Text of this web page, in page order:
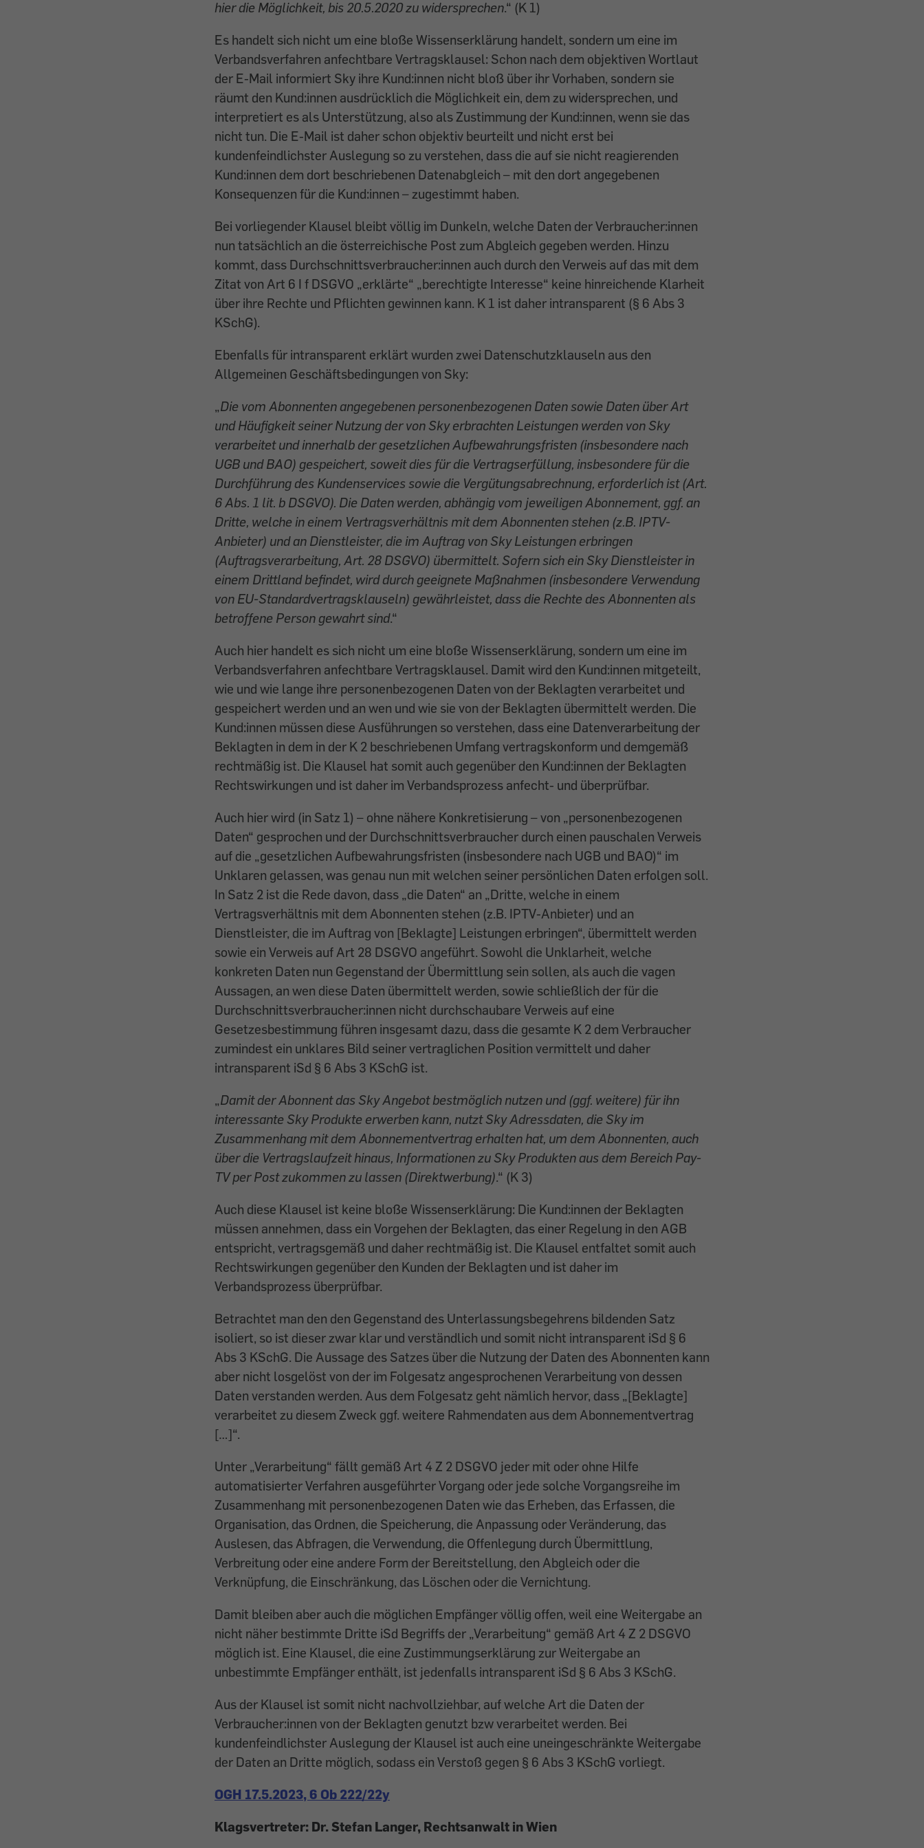
hier die Möglichkeit, bis 20.5.2020 zu widersprechen.“ (K 1)
Es handelt sich nicht um eine bloße Wissenserklärung handelt, sondern um eine im
Verbandsverfahren anfechtbare Vertragsklausel: Schon nach dem objektiven Wortlaut
der E-Mail informiert Sky ihre Kund:innen nicht bloß über ihr Vorhaben, sondern sie
räumt den Kund:innen ausdrücklich die Möglichkeit ein, dem zu widersprechen, und
interpretiert es als Unterstützung, also als Zustimmung der Kund:innen, wenn sie das
nicht tun. Die E-Mail ist daher schon objektiv beurteilt und nicht erst bei
kundenfeindlichster Auslegung so zu verstehen, dass die auf sie nicht reagierenden
Kund:innen dem dort beschriebenen Datenabgleich – mit den dort angegebenen
Konsequenzen für die Kund:innen – zugestimmt haben.
Bei vorliegender Klausel bleibt völlig im Dunkeln, welche Daten der Verbraucher:innen
nun tatsächlich an die österreichische Post zum Abgleich gegeben werden. Hinzu
kommt, dass Durchschnittsverbraucher:innen auch durch den Verweis auf das mit dem
Zitat von Art 6 I f DSGVO „erklärte“ „berechtigte Interesse“ keine hinreichende Klarheit
über ihre Rechte und Pflichten gewinnen kann. K 1 ist daher intransparent (§ 6 Abs 3
KSchG).
Ebenfalls für intransparent erklärt wurden zwei Datenschutzklauseln aus den
Allgemeinen Geschäftsbedingungen von Sky:
„Die vom Abonnenten angegebenen personenbezogenen Daten sowie Daten über Art
und Häufigkeit seiner Nutzung der von Sky erbrachten Leistungen werden von Sky
verarbeitet und innerhalb der gesetzlichen Aufbewahrungsfristen (insbesondere nach
UGB und BAO) gespeichert, soweit dies für die Vertragserfüllung, insbesondere für die
Durchführung des Kundenservices sowie die Vergütungsabrechnung, erforderlich ist (Art.
6 Abs. 1 lit. b DSGVO). Die Daten werden, abhängig vom jeweiligen Abonnement, ggf. an
Dritte, welche in einem Vertragsverhältnis mit dem Abonnenten stehen (z.B. IPTV-
Anbieter) und an Dienstleister, die im Auftrag von Sky Leistungen erbringen
(Auftragsverarbeitung, Art. 28 DSGVO) übermittelt. Sofern sich ein Sky Dienstleister in
einem Drittland befindet, wird durch geeignete Maßnahmen (insbesondere Verwendung
von EU-Standardvertragsklauseln) gewährleistet, dass die Rechte des Abonnenten als
betroffene Person gewahrt sind.“
Auch hier handelt es sich nicht um eine bloße Wissenserklärung, sondern um eine im
Verbandsverfahren anfechtbare Vertragsklausel. Damit wird den Kund:innen mitgeteilt,
wie und wie lange ihre personenbezogenen Daten von der Beklagten verarbeitet und
gespeichert werden und an wen und wie sie von der Beklagten übermittelt werden. Die
Kund:innen müssen diese Ausführungen so verstehen, dass eine Datenverarbeitung der
Beklagten in dem in der K 2 beschriebenen Umfang vertragskonform und demgemäß
rechtmäßig ist. Die Klausel hat somit auch gegenüber den Kund:innen der Beklagten
Rechtswirkungen und ist daher im Verbandsprozess anfecht- und überprüfbar.
Auch hier wird (in Satz 1) – ohne nähere Konkretisierung – von „personenbezogenen
Daten“ gesprochen und der Durchschnittsverbraucher durch einen pauschalen Verweis
auf die „gesetzlichen Aufbewahrungsfristen (insbesondere nach UGB und BAO)“ im
Unklaren gelassen, was genau nun mit welchen seiner persönlichen Daten erfolgen soll.
In Satz 2 ist die Rede davon, dass „die Daten“ an „Dritte, welche in einem
Vertragsverhältnis mit dem Abonnenten stehen (z.B. IPTV-Anbieter) und an
Dienstleister, die im Auftrag von [Beklagte] Leistungen erbringen“, übermittelt werden
sowie ein Verweis auf Art 28 DSGVO angeführt. Sowohl die Unklarheit, welche
konkreten Daten nun Gegenstand der Übermittlung sein sollen, als auch die vagen
Aussagen, an wen diese Daten übermittelt werden, sowie schließlich der für die
Durchschnittsverbraucher:innen nicht durchschaubare Verweis auf eine
Gesetzesbestimmung führen insgesamt dazu, dass die gesamte K 2 dem Verbraucher
zumindest ein unklares Bild seiner vertraglichen Position vermittelt und daher
intransparent iSd § 6 Abs 3 KSchG ist.
„Damit der Abonnent das Sky Angebot bestmöglich nutzen und (ggf. weitere) für ihn
interessante Sky Produkte erwerben kann, nutzt Sky Adressdaten, die Sky im
Zusammenhang mit dem Abonnementvertrag erhalten hat, um dem Abonnenten, auch
über die Vertragslaufzeit hinaus, Informationen zu Sky Produkten aus dem Bereich Pay-
TV per Post zukommen zu lassen (Direktwerbung).“ (K 3)
Auch diese Klausel ist keine bloße Wissenserklärung: Die Kund:innen der Beklagten
müssen annehmen, dass ein Vorgehen der Beklagten, das einer Regelung in den AGB
entspricht, vertragsgemäß und daher rechtmäßig ist. Die Klausel entfaltet somit auch
Rechtswirkungen gegenüber den Kunden der Beklagten und ist daher im
Verbandsprozess überprüfbar.
Betrachtet man den den Gegenstand des Unterlassungsbegehrens bildenden Satz
isoliert, so ist dieser zwar klar und verständlich und somit nicht intransparent iSd § 6
Abs 3 KSchG. Die Aussage des Satzes über die Nutzung der Daten des Abonnenten kann
aber nicht losgelöst von der im Folgesatz angesprochenen Verarbeitung von dessen
Daten verstanden werden. Aus dem Folgesatz geht nämlich hervor, dass „[Beklagte]
verarbeitet zu diesem Zweck ggf. weitere Rahmendaten aus dem Abonnementvertrag
[…]“.
Unter „Verarbeitung“ fällt gemäß Art 4 Z 2 DSGVO jeder mit oder ohne Hilfe
automatisierter Verfahren ausgeführter Vorgang oder jede solche Vorgangsreihe im
Zusammenhang mit personenbezogenen Daten wie das Erheben, das Erfassen, die
Organisation, das Ordnen, die Speicherung, die Anpassung oder Veränderung, das
Auslesen, das Abfragen, die Verwendung, die Offenlegung durch Übermittlung,
Verbreitung oder eine andere Form der Bereitstellung, den Abgleich oder die
Verknüpfung, die Einschränkung, das Löschen oder die Vernichtung.
Damit bleiben aber auch die möglichen Empfänger völlig offen, weil eine Weitergabe an
nicht näher bestimmte Dritte iSd Begriffs der „Verarbeitung“ gemäß Art 4 Z 2 DSGVO
möglich ist. Eine Klausel, die eine Zustimmungserklärung zur Weitergabe an
unbestimmte Empfänger enthält, ist jedenfalls intransparent iSd § 6 Abs 3 KSchG.
Aus der Klausel ist somit nicht nachvollziehbar, auf welche Art die Daten der
Verbraucher:innen von der Beklagten genutzt bzw verarbeitet werden. Bei
kundenfeindlichster Auslegung der Klausel ist auch eine uneingeschränkte Weitergabe
der Daten an Dritte möglich, sodass ein Verstoß gegen § 6 Abs 3 KSchG vorliegt.
OGH 17.5.2023, 6 Ob 222/22y
Klagsvertreter: Dr. Stefan Langer, Rechtsanwalt in Wien